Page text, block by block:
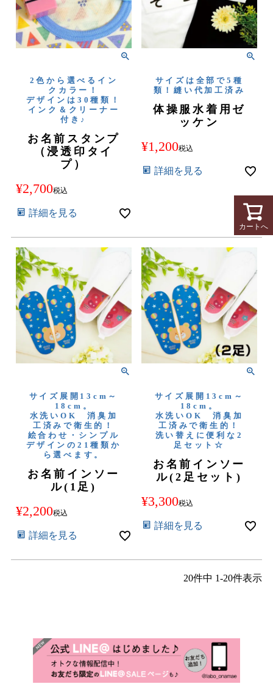
2色から選べるイン
クカラー！
デザインは30種類！
インク＆クリーナー
付き♪
お名前スタンプ
（浸透印タイ
プ）
¥2,700税込
詳細を見る
サイズは全部で5種
類！縫い代加工済み
体操服水着用ゼ
ッケン
¥1,200税込
詳細を見る
サイズ展開13cm～
18cm。
水洗いOK 消臭加
工済みで衛生的！
絵合わせ・シンプル
デザインの21種類か
ら選べます。
お名前インソー
ル(1足)
¥2,200税込
詳細を見る
サイズ展開13cm～
18cm。
水洗いOK 消臭加
工済みで衛生的！
洗い替えに便利な2
足セット☆
お名前インソー
ル(2足セット)
¥3,300税込
詳細を見る
20件中 1-20件表示
カートへ